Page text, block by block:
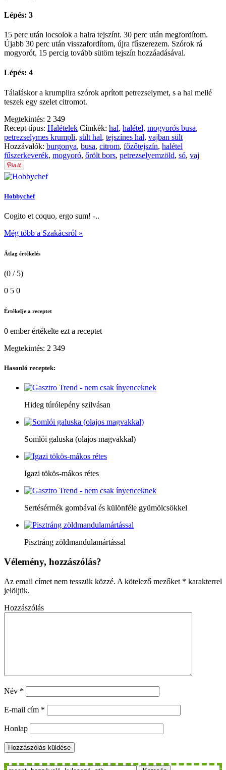
Lépés: 3
15 perc után locsolok a halra tejszínt. 30 perc után megfordítom.
Újabb 30 perc után visszafordítom, újra fűszerezem. Szórok rá
mogyorót, 15 percig tovább sütöm tejszín hozzáadásával.
Lépés: 4
Tálaláskor a krumplira szórok aprított petrezselymet, s a hal mellé
teszek egy szelet citromot.
Megtekintés: 2 349
Recept típus: Halételek Címkék: hal, halétel, mogyorós busa,
petrezselymes krumpli, sült hal, tejszínes hal, vajban sült
Hozzávalók: burgonya, busa, citrom, főzőtejszín, halétel
fűszerkeverék, mogyoró, őrölt bors, petrezselyemzöld, só, vaj
Hobbychef
Cogito et coquo, ergo sum! -..
Még több a Szakácsról »
Átlag értékelés
(0 / 5)
0 5 0
Értékelje a receptet
0 emberértékelte ezt a receptet
Megtekintés: 2 349
Hasonló receptek:
Hideg túrólepény szilvásan
Somlói galuska (olajos magvakkal)
Igazi tökös-mákos rétes
Sertésérmék gombával és különféle gyümölcsökkel
Pisztráng zöldmandulamártással
Vélemény, hozzászólás?
Az email címet nem tesszük közzé. A kötelező mezőket * karakterrel
jelöljük.
Hozzászólás
Név *
E-mail cím *
Honlap